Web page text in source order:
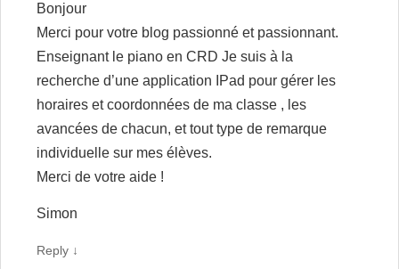
Bonjour
Merci pour votre blog passionné et passionnant.
Enseignant le piano en CRD Je suis à la
recherche d’une application IPad pour gérer les
horaires et coordonnées de ma classe , les
avancées de chacun, et tout type de remarque
individuelle sur mes élèves.
Merci de votre aide !
Simon
Reply ↓